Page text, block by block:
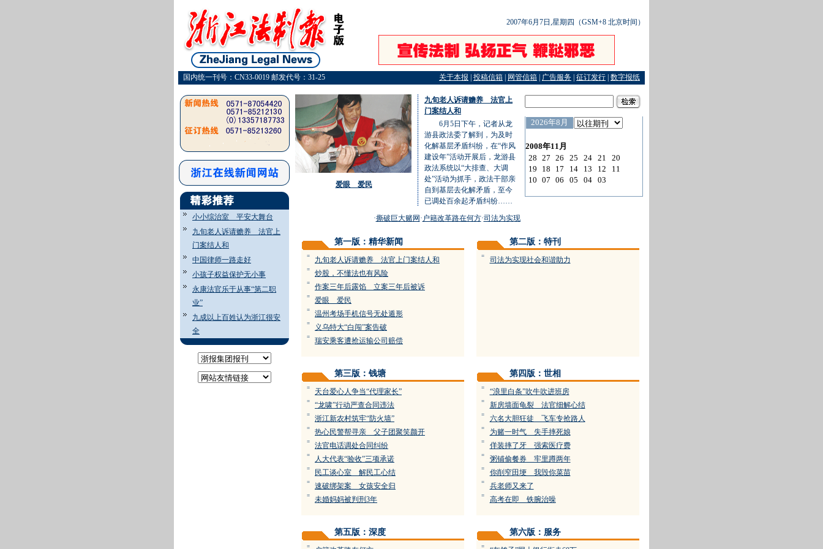
2007年6月7日,星期四（GSM+8 北京时间）
国内统一刊号：CN33-0019 邮发代号：31-25 关于本报 投稿信箱 网管信箱 广告服务 征订发行 数字报纸
小小综治室 平安大舞台
九旬老人诉请赡养 法官上
门案结人和
中国律师一路走好
小孩子权益保护无小事
永康法官乐于从事“第二职
业”
九成以上百姓认为浙江很安
全
爱眼 爱民
九旬老人诉请赡养 法官上
门案结人和
6月5日下午，记者从龙
游县政法委了解到，为及时
化解基层矛盾纠纷，在“作风
建设年”活动开展后，龙游县
政法系统以“大排查、大调
处”活动为抓手，政法干部亲
自到基层去化解矛盾，至今
已调处百余起矛盾纠纷……
撕破巨大赌网·户籍改革路在何方·司法为实现社会和谐助力
第一版：精华新闻
= 九旬老人诉请赡养 法官上门案结人和
= 炒股，不懂法也有风险
= 作案三年后露馅 立案三年后被诉
= 爱眼 爱民
= 温州考场手机信号无处遁形
= 义乌特大“白闯”案告破
= 瑞安乘客遭抢运输公司赔偿
第二版：特刊
= 司法为实现社会和谐助力
第三版：钱塘
= 天台爱心人争当“代理家长”
= “龙啸”行动严查合同违法
= 浙江新农村筑牢“防火墙”
= 热心民警帮寻亲 父子团聚笑颜开
= 法官电话调处合同纠纷
= 人大代表“验收”三项承诺
= 民工谈心室 解民工心结
= 速破绑架案 女孩安全归
= 未婚妈妈被判刑3年
第四版：世相
= “浪里白条”吹牛吹进班房
= 新房墙面龟裂 法官细解心结
= 六名大胆狂徒 飞车专抢路人
= 为赌一时气 失手摔死娘
= 佯装摔了牙 强索医疗费
= 粥铺偷餐券 牢里蹲两年
= 你削窄田埂 我毁你菜苗
= 兵老师又来了
= 高考在即 铁腕治噪
第五版：深度
=
第六版：服务
=